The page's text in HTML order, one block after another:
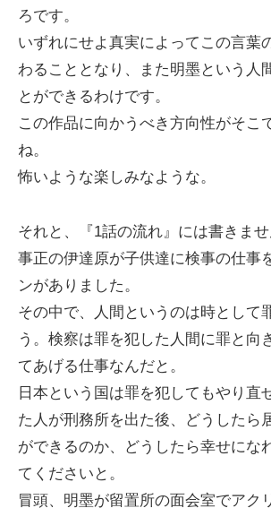
ろです。
いずれにせよ真実によってこの言葉
わることとなり、また明墨という人
とができるわけです。
この作品に向かうべき方向性がそこ
ね。
怖いような楽しみなような。
それと、『1話の流れ』には書きま
事正の伊達原が子供達に検事の仕事
ンがありました。
その中で、人間というのは時として
う。検察は罪を犯した人間に罪と向
てあげる仕事なんだと。
日本という国は罪を犯してもやり直
た人が刑務所を出た後、どうしたら
ができるのか、どうしたら幸せにな
てくださいと。
冒頭、明墨が留置所の面会室でアク